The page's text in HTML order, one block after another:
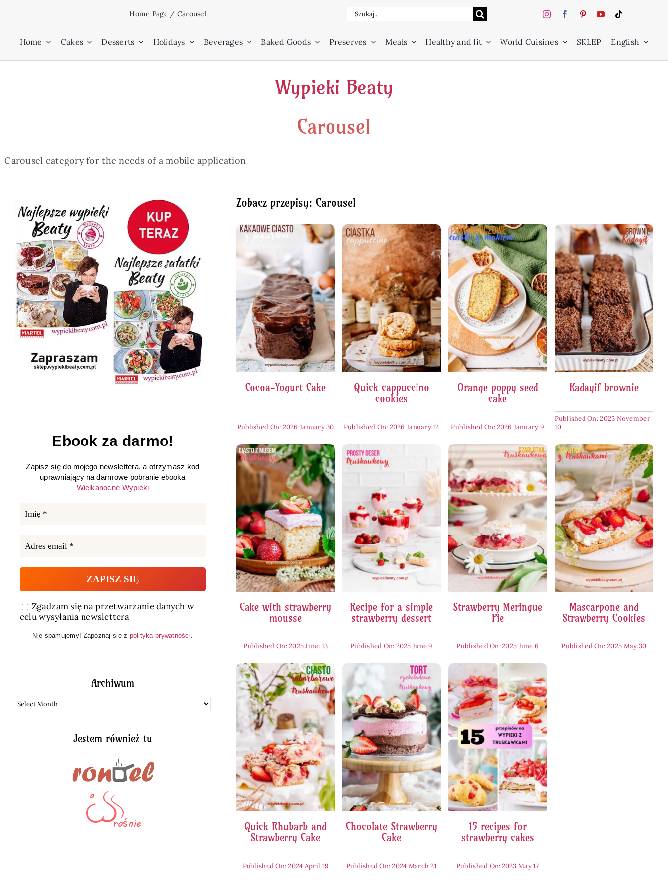
Home Page / Carousel
Search
Home Cakes Desserts Holidays Beverages Baked Goods Preserves Meals Healthy and fit World Cuisines SKLEP English
Wypieki Beaty
Carousel
Carousel category for the needs of a mobile application
Ebook za darmo!
Zapisz się do mojego newslettera, a otrzymasz kod
uprawniający na darmowe pobranie ebooka
Wielkanocne Wypieki
Zgadzam się na przetwarzanie danych w
celu wysyłania newslettera
Nie spamujemy! Zapoznaj się z polityką prywatności.
Archiwum
Archiwum
Jestem również tu
Zobacz przepisy: Carousel
Cocoa-Yogurt Cake
Published On: 2026 January 30
Quick cappuccino
cookies
Published On: 2026 January 12
Orange poppy seed
cake
Published On: 2026 January 9
Kadayif brownie
Published On: 2025 November
10
Cake with strawberry
mousse
Published On: 2025 June 13
Recipe for a simple
strawberry dessert
Published On: 2025 June 9
Strawberry Meringue
Pie
Published On: 2025 June 6
Mascarpone and
Strawberry Cookies
Published On: 2025 May 30
Quick Rhubarb and
Strawberry Cake
Published On: 2024 April 19
Chocolate Strawberry
Cake
Published On: 2024 March 21
15 recipes for
strawberry cakes
Published On: 2023 May 17